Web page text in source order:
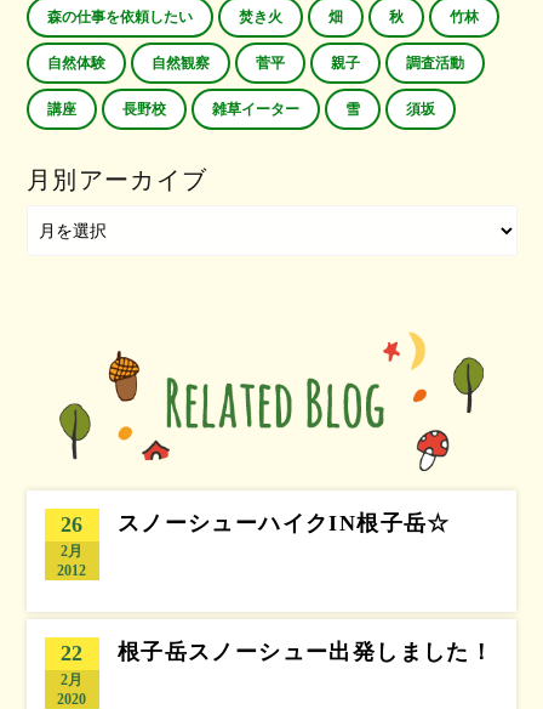
森の仕事を依頼したい 焚き火 畑 秋 竹林
自然体験 自然観察 菅平 親子 調査活動
講座 長野校 雑草イーター 雪 須坂
月別アーカイブ
26
2月
2012
スノーシューハイクIN根子岳☆
22
2月
2020
根子岳スノーシュー出発しました！